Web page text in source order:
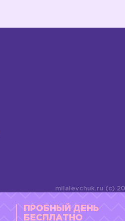
milalevchuk.ru (c)
материалов или
оформления
ПРОБНЫЙ ДЕНЬ
БЕСПЛАТНО